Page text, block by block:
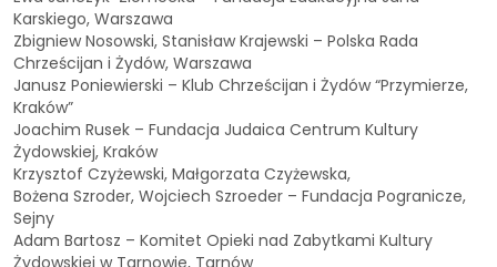
Karskiego, Warszawa
Zbigniew Nosowski, Stanisław Krajewski – Polska Rada
Chrześcijan i Żydów, Warszawa
Janusz Poniewierski – Klub Chrześcijan i Żydów “Przymierze,
Kraków”
Joachim Rusek – Fundacja Judaica Centrum Kultury
Żydowskiej, Kraków
Krzysztof Czyżewski, Małgorzata Czyżewska,
Bożena Szroder, Wojciech Szroeder – Fundacja Pogranicze,
Sejny
Adam Bartosz – Komitet Opieki nad Zabytkami Kultury
Żydowskiej w Tarnowie, Tarnów